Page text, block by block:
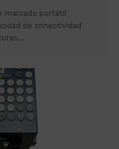
marcado portátil
de conectividad